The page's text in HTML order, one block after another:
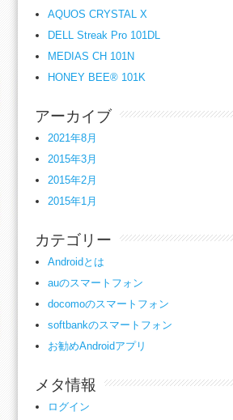
AQUOS CRYSTAL X
DELL Streak Pro 101DL
MEDIAS CH 101N
HONEY BEE® 101K
アーカイブ
2021年8月
2015年3月
2015年2月
2015年1月
カテゴリー
Androidとは
auのスマートフォン
docomoのスマートフォン
softbankのスマートフォン
お勧めAndroidアプリ
メタ情報
ログイン